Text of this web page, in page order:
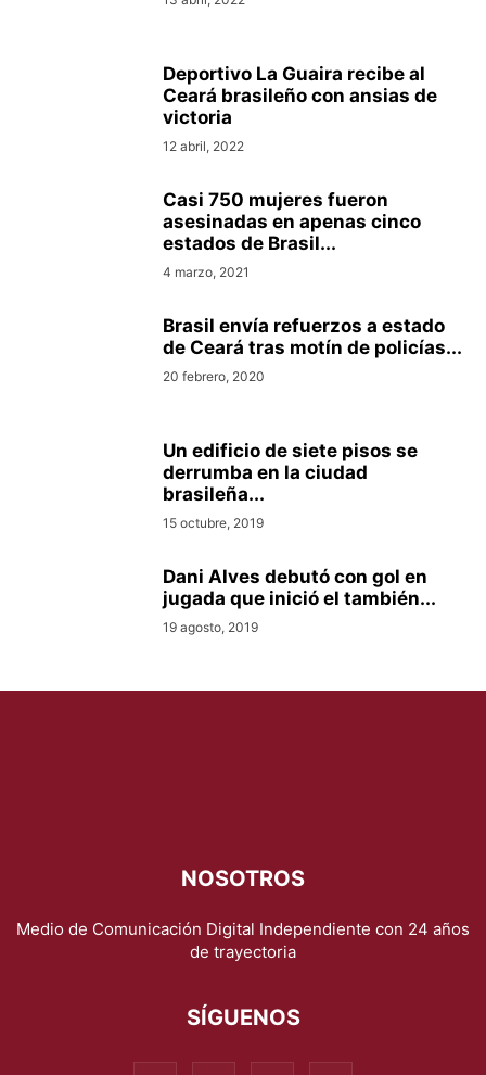
Deportivo La Guaira recibe al
Ceará brasileño con ansias de
victoria
12 abril, 2022
Casi 750 mujeres fueron
asesinadas en apenas cinco
estados de Brasil...
4 marzo, 2021
Brasil envía refuerzos a estado
de Ceará tras motín de policías...
20 febrero, 2020
Un edificio de siete pisos se
derrumba en la ciudad
brasileña...
15 octubre, 2019
Dani Alves debutó con gol en
jugada que inició el también...
19 agosto, 2019
NOSOTROS
Medio de Comunicación Digital Independiente con 24 años
de trayectoria
SÍGUENOS